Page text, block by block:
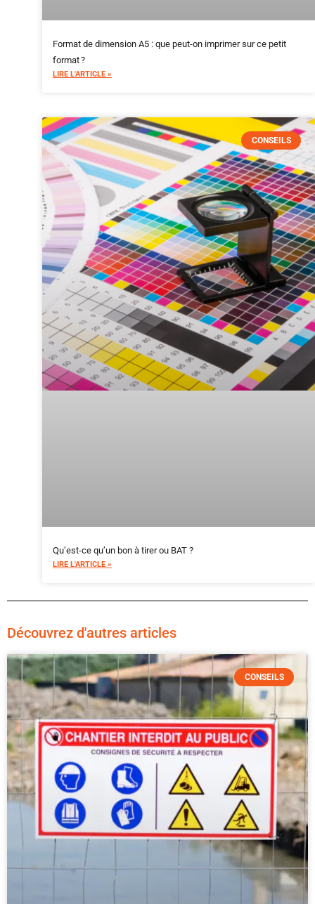
Format de dimension A5 : que peut-on imprimer sur ce petit
format ?
LIRE L'ARTICLE »
CONSEILS
Qu’est-ce qu’un bon à tirer ou BAT ?
LIRE L'ARTICLE »
Découvrez d'autres articles
CONSEILS